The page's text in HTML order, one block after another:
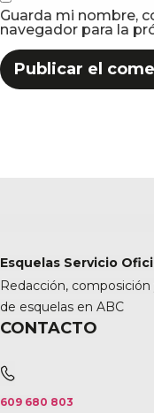
Guarda mi nombre,
navegador para la
Esquelas Servicio
Redacción,
de esquelas en ABC
CONTACTO
609 680 803